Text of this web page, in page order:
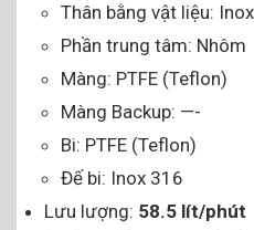
Thân bằng vật liệu:
Phần trung tâm: Nhôm
Màng: PTFE (Teflon)
Màng Backup: —-
Bi: PTFE (Teflon)
Đế bi: Inox 316
Lưu lượng: 58.5 lít/phút